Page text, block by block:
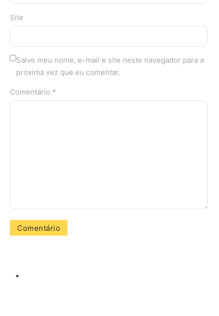
Site
Salve meu nome, e-mail e site neste navegador para a
próxima vez que eu comentar.
Comentário *